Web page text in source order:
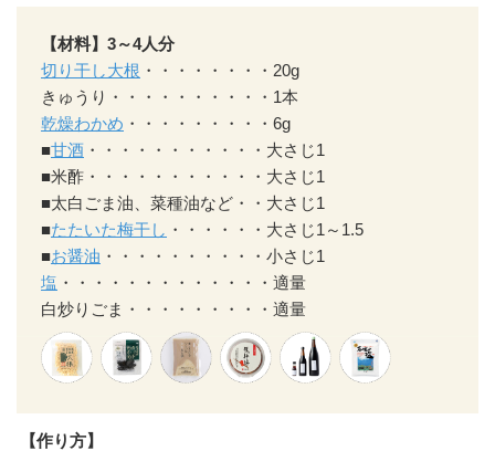
【材料】3～4人分
切り干し大根 ・・・・・・・・20g
きゅうり・・・・・・・・・・1本
乾燥わかめ ・・・・・・・・・6g
■甘酒 ・・・・・・・・・・・大さじ1
■米酢・・・・・・・・・・・大さじ1
■太白ごま油、菜種油など・・大さじ1
■たたいた梅干し ・・・・・・大さじ1～1.5
■お醤油 ・・・・・・・・・・小さじ1
塩 ・・・・・・・・・・・・・適量
白炒りごま・・・・・・・・・適量
【作り方】